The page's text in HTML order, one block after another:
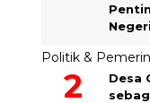
Politik &
Desa